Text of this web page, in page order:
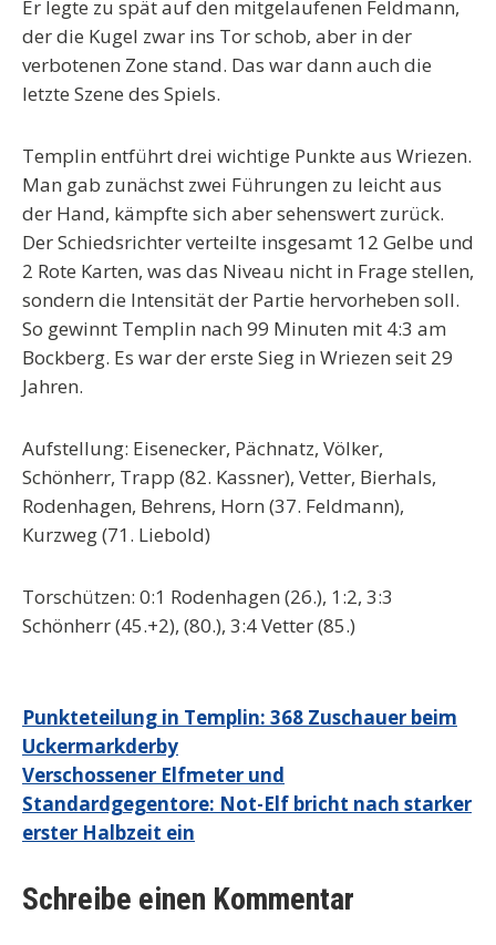
Er legte zu spät auf den mitgelaufenen Feldmann,
der die Kugel zwar ins Tor schob, aber in der
verbotenen Zone stand. Das war dann auch die
letzte Szene des Spiels.
Templin entführt drei wichtige Punkte aus Wriezen.
Man gab zunächst zwei Führungen zu leicht aus
der Hand, kämpfte sich aber sehenswert zurück.
Der Schiedsrichter verteilte insgesamt 12 Gelbe und
2 Rote Karten, was das Niveau nicht in Frage stellen,
sondern die Intensität der Partie hervorheben soll.
So gewinnt Templin nach 99 Minuten mit 4:3 am
Bockberg. Es war der erste Sieg in Wriezen seit 29
Jahren.
Aufstellung: Eisenecker, Pächnatz, Völker,
Schönherr, Trapp (82. Kassner), Vetter, Bierhals,
Rodenhagen, Behrens, Horn (37. Feldmann),
Kurzweg (71. Liebold)
Torschützen: 0:1 Rodenhagen (26.), 1:2, 3:3
Schönherr (45.+2), (80.), 3:4 Vetter (85.)
Beitragsnavigation
Punkteteilung in Templin: 368 Zuschauer beim
Uckermarkderby
Verschossener Elfmeter und
Standardgegentore: Not-Elf bricht nach starker
erster Halbzeit ein
Schreibe einen Kommentar